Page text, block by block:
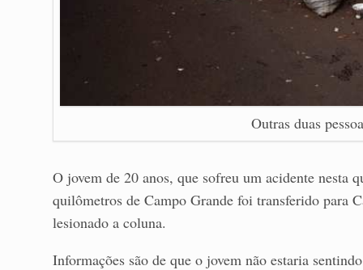
Outras duas
O jovem de 20 anos, que sofreu um acidente nesta
quilômetros de Campo Grande foi transferido para
lesionado a coluna.
Informações são de que o jovem não estaria